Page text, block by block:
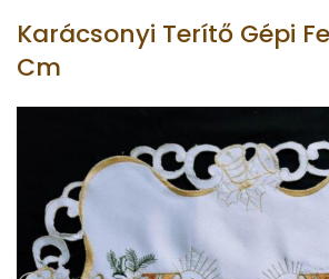
Karácsonyi Terítő Gépi
Cm